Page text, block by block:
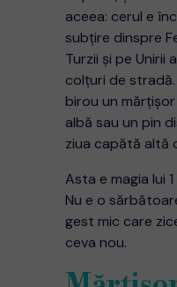
aceea: cerul e
subțire dinspre
Turzii și pe Unirii
colțuri de
birou un
albă sau un pin
ziua capătă altă
Asta e magia lui
Nu e o
gest mic care
ceva nou.